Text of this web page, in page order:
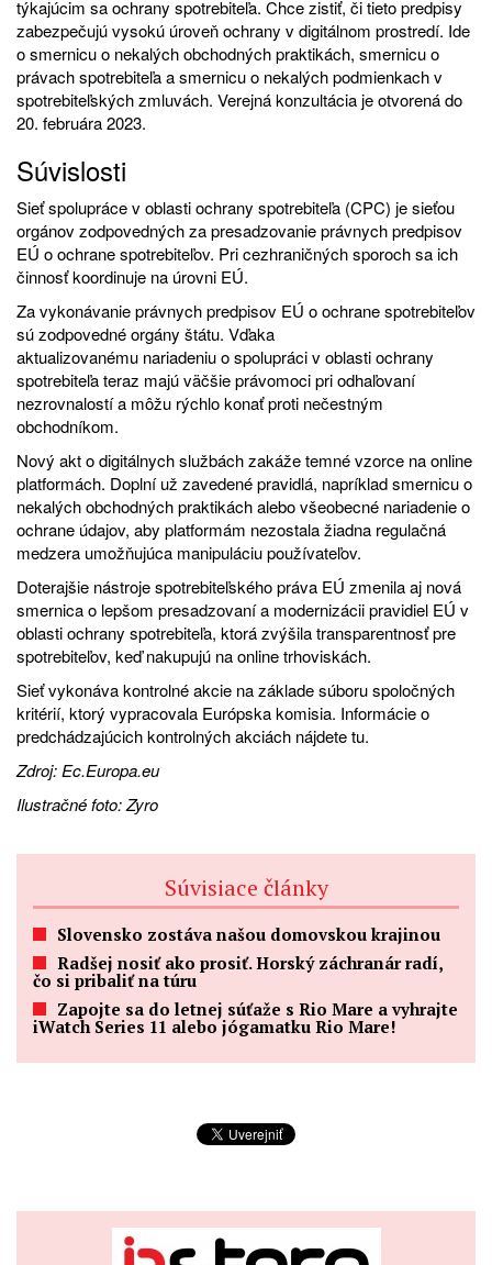
týkajúcim sa ochrany spotrebiteľa. Chce zistiť, či tieto predpisy
zabezpečujú vysokú úroveň ochrany v digitálnom prostredí. Ide
o smernicu o nekalých obchodných praktikách, smernicu o
právach spotrebiteľa a smernicu o nekalých podmienkach v
spotrebiteľských zmluvách. Verejná konzultáciaje otvorená do
20. februára 2023.
Súvislosti
Sieť spolupráce v oblasti ochrany spotrebiteľa (CPC) je sieťou
orgánov zodpovedných za presadzovanie právnych predpisov
EÚ o ochrane spotrebiteľov. Pri cezhraničných sporoch sa ich
činnosť koordinuje na úrovni EÚ.
Za vykonávanie právnych predpisov EÚ o ochrane spotrebiteľov
sú zodpovedné orgány štátu. Vďaka
aktualizovanému nariadeniu o spolupráci v oblasti ochrany
spotrebiteľateraz majú väčšie právomoci pri odhaľovaní
nezrovnalostí a môžu rýchlo konať proti nečestným
obchodníkom.
Nový akt o digitálnych službáchzakáže temné vzorce na online
platformách. Doplní už zavedené pravidlá, napríkladsmernicu o
nekalých obchodných praktikáchalebovšeobecné nariadenie o
ochrane údajov, aby platformám nezostala žiadna regulačná
medzera umožňujúca manipuláciu používateľov.
Doterajšie nástroje spotrebiteľského práva EÚ zmenila aj nová
smernica o lepšom presadzovaní a modernizácii pravidiel EÚ v
oblasti ochrany spotrebiteľa, ktorá zvýšila transparentnosť pre
spotrebiteľov, keď nakupujú na online trhoviskách.
Sieť vykonáva kontrolné akcie na základe súboru spoločných
kritérií, ktorý vypracovala Európska komisia. Informácie o
predchádzajúcich kontrolných akciách nájdete tu.
Zdroj: Ec.Europa.eu
Ilustračné foto:Zyro
Súvisiace články
Slovensko zostáva našou domovskou krajinou
Radšej nosiť ako prosiť. Horský záchranár radí,
čo si pribaliť na túru
Zapojte sa do letnej súťaže s Rio Mare a vyhrajte
iWatch Series 11 alebo jógamatku Rio Mare!